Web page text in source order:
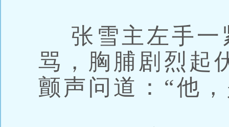
张雪主左手一
骂，胸脯剧烈起
颤声问道：“他